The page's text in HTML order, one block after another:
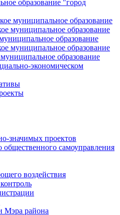
образование "город
муниципальное образование
муниципальное образование
образование
муниципальное образование
образование
экономическом
значимых проектов
общественного самоуправления
воздействия
Мэра района